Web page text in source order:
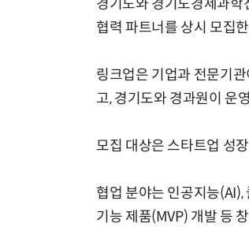
경기도와 경기도경제과
협력 파트너를 상시 모집
링크업은 기업과 전문기
고, 경기도와 경과원이 운
모집 대상은 스타트업 성
협업 분야는 인공지능
기능 제품(MVP) 개발 등